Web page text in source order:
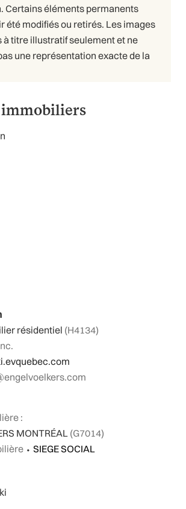
Certains éléments permanents
été modifiés ou retirés. Les images
à titre illustratif seulement et ne
une représentation exacte de la
résidentiel (H4134)
:
MONTRÉAL (G7014)
⬩ SIEGE SOCIAL